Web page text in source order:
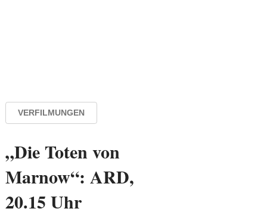
VERFILMUNGEN
„Die Toten von
Marnow“: ARD,
20.15 Uhr